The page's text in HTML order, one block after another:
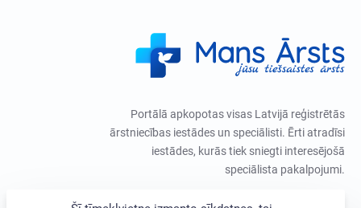
Portālā apkopotas visas Latvijā reģistrētās
ārstniecības iestādes un speciālisti. Ērti atradīsi
iestādes, kurās tiek sniegti interesējošā
speciālista pakalpojumi.